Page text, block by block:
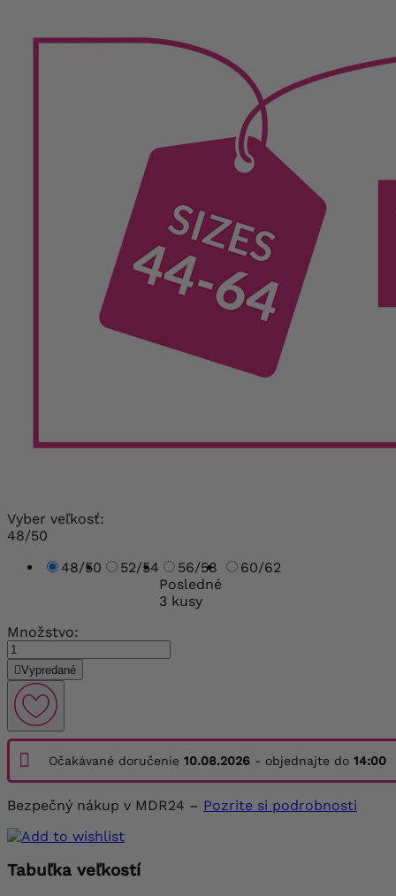
Vyber veľkosť:
48/50
48/50
52/54
56/58
Posledné
3 kusy
60/62
Množstvo:
Vypredané
Očakávané doručenie 10.08.2026 - objednajte do 14:00
Bezpečný nákup v MDR24 – Pozrite si podrobnosti
Tabuľka veľkostí